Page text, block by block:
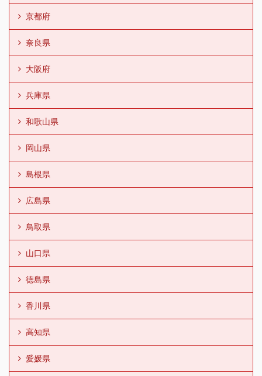
京都府
奈良県
大阪府
兵庫県
和歌山県
岡山県
島根県
広島県
鳥取県
山口県
徳島県
香川県
高知県
愛媛県